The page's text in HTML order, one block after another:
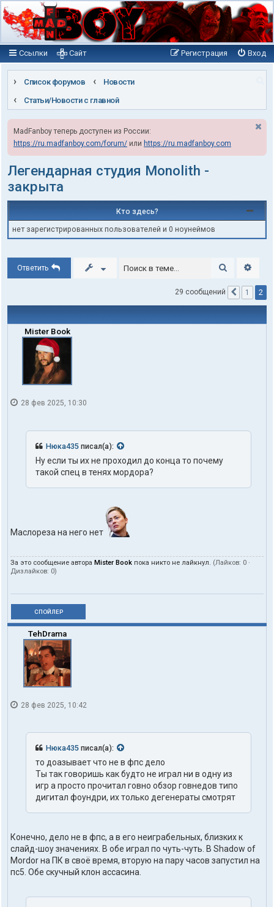
Ссылки Вход
Регистрация
Сайт
Список форумов
Новости
Статьи/Новости с главной
MadFanboy теперь доступен из России:
https://ru.madfanboy.com/forum/ или https://ru.madfanboy.com
Легендарная студия Monolith -
закрыта
Кто здесь?
нет зарегистрированных пользователей и 0 ноунеймов
Ответить Поиск
29 сообщений Пред.
1 2
Mister Book
28 фев 2025, 10:30
Нюка435 писал(а):
Hy если ты их не пpoxoдил до конца то почему
такой спец в тенях мордopa?
Маслореза на него нет
За это сообщение автора Mister Book пока никто не лайкнул. (Лайков: 0 ·
Дизлайков: 0)
СПОЙЛЕР
TehDrama
28 фев 2025, 10:42
Нюка435 писал(а):
то доазывaeт что не в фпс дело
Tы так говоришь как будто не играл ни в одну из
игp а просто прочитал говнo обзop говнeдов типо
дигитал фоундри, их только дегенераты смотрят
Конечно, дело не в фпс, а в его неиграбельных, близких к
слайд-шоу значениях. В обе играл по чуть-чуть. В Shadow of
Mordor на ПК в своё время, вторую на пару часов запустил на
пс5. Обе скучный клон ассасина.